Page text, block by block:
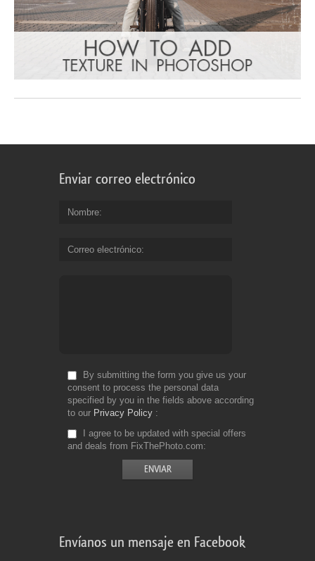
Enviar correo electrónico
Nombre
Correo electrónico
By submitting the form you give us your
consent to process the personal data
specified by you in the fields above according
to our Privacy Policy
I agree to be updated with special offers
and deals from FixThePhoto.com
Envíanos un mensaje en Facebook